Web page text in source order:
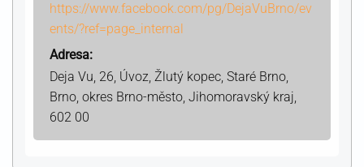
https://www.facebook.com/pg/DejaVuBrno/ev
ents/?ref=page_internal
Adresa:
Deja Vu, 26, Úvoz, Žlutý kopec, Staré Brno,
Brno, okres Brno-město, Jihomoravský kraj,
602 00